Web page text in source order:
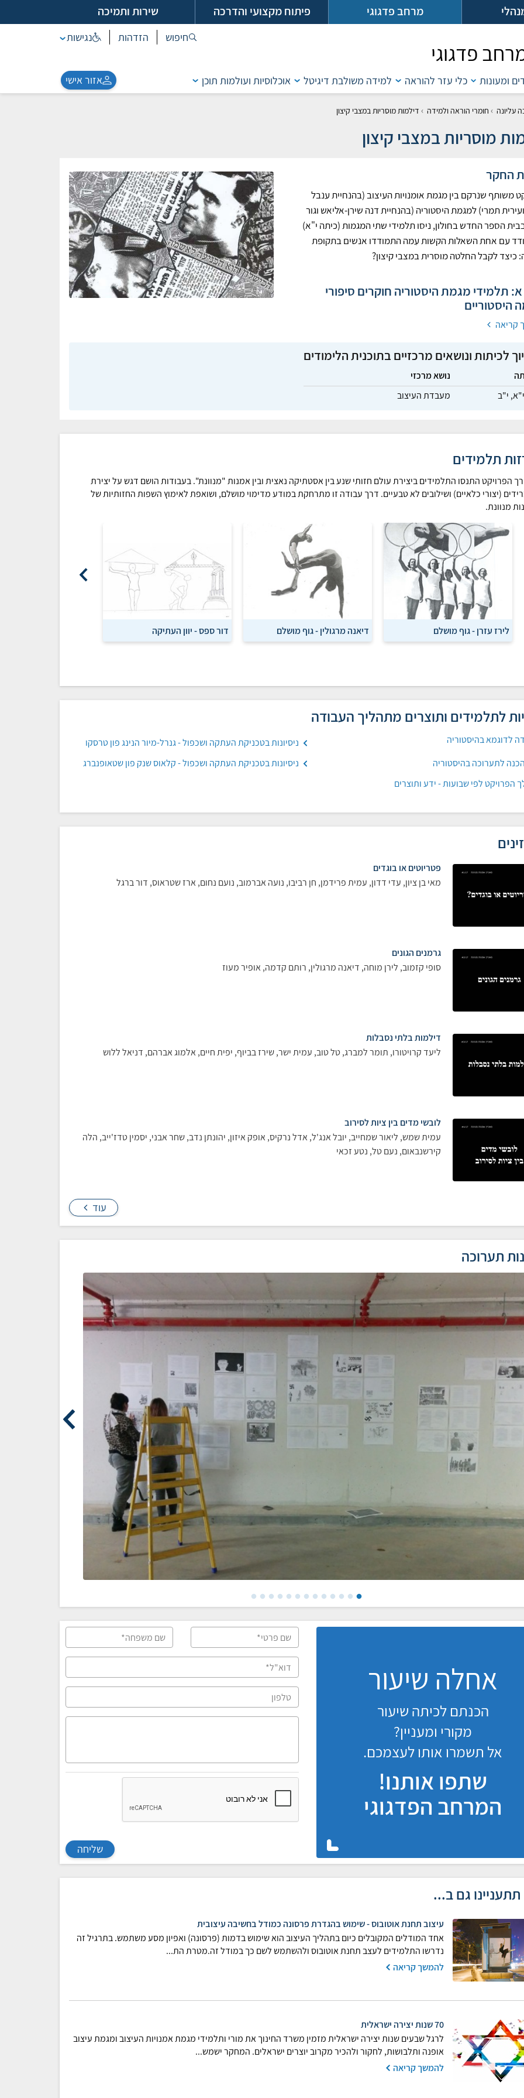
מרחב פדגוגי פיתוח מקצועי והדרכה שירות ותמיכה
פדגוגי
חיפוש הזדהות נגישות
ומעונות כלי עזר להוראה למידה משולבת דיגיטל אוכלוסיות ועולמות תוכן אזור אישי
עליונה › חומרי הוראה ולמידה › דילמות מוסריות במצבי קיצון
מוסריות במצבי קיצון
החקר
משותף שנרקם בין מגמת אומנויות העיצוב (בהנחיית ענבל
תמרי) למגמת היסטוריה (בהנחיית דנה שירן-אליאש וגור
הספר החדש בחולון, ניסו תלמידי שתי המגמות (כיתה י"א)
עם אחת השאלות הקשות עִמה התמודדו אנשים בתקופת
כיצד לקבל החלטה מוסרית במצבי קיצון?
תלמידי מגמת היסטוריה חוקרים סיפורי
היסטוריים
קריאה
לכיתות ונושאים מרכזיים בתוכנית הלימודים
נושא מרכזי
י"א, י"ב מעבדת העיצוב
תלמידים
הפרויקט התנסו התלמידים ביצירת עולם חזותי שנע בין אסטתיקה נאצית ובין אמנות "מנוונת". בעבודות הושם דגש על יצירת
(יצורי כלאיים) ושילובים לא טבעיים. דרך עבודה זו מתרחקת במודע מדימוי מושלם, ושואפת לאימוץ השפות החזותיות של
מנוונת.
לירז עזרן - גוף מושלם דיאנה מרגולין - גוף מושלם דור ספס - יוון העתיקה
לתלמידים ותוצרים מתהליך העבודה
לדוגמא בהיסטוריה
ניסיונות בטכניקת העתקה ושכפול - גנרל-מיור הנינג פון טרסקו
לתערוכה בהיסטוריה
ניסיונות בטכניקת העתקה ושכפול - קלאוס שנק פון שטאופנברג
הפרויקט לפי שבועות - ידע ותוצרים
פטריוטים או בוגדים
מאי בן ציון, עדי דדון, עמית פרידמן, חן רביבו, נועה אברמוב, נועם נחום, ארז שטראוס, דור ברגל
גרמנים הגונים
סופי קזמוב, לירן מוחה, דיאנה מרגולין, רותם קדמה, אופיר מעוז
דילמות בלתי נסבלות
ליעד קרויטורו, תומר למברג, טל טוב, עמית ישר, שירז בביוף, יפית חיים, אלמוג אברהם, דניאל ללוש
לובשי מדים בין ציות לסירוב
עמית שמש, ליאור שמחייב, יובל אנג'ל, אדל נרקיס, אופק איזון, יהונתן נדב, שחר אבני, יסמין טדז'ייב, הלה
קירשנבאום, נעם טל, נטע זכאי
עוד
תערוכה
אחלה שיעור
הכנתם לכיתה שיעור
מקורי ומעניין?
אל תשמרו אותו לעצמכם.
שתפו אותנו!
המרחב הפדגוגי
שליחה
תתעניינו גם ב...
עיצוב תחנת אוטובוס - שימוש בהגדרת פרסונה כמודל בחשיבה עיצובית
אחד המודלים המקובלים כיום בתהליך העיצוב הוא שימוש בדמות (פרסונה) ואפיון מסע משתמש. בתרגיל זה
נדרשו התלמידים לעצב תחנת אוטובוס ולהשתמש לשם כך במודל זה.מטרת הת...
להמשך קריאה
70 שנות יצירה ישראלית
לרגל שבעים שנות יצירה ישראלית מזמין משרד החינוך את מורי ותלמידי מגמת אמנויות העיצוב ומגמת עיצוב
אופנה ותלבושות, לחקור ולהכיר מקרוב יוצרים ישראלים. המחקר ישמש...
להמשך קריאה